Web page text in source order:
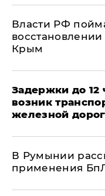
Власти РФ
восстановлении
Крым
Задержки до 12
возник
железной
В Румынии
применения